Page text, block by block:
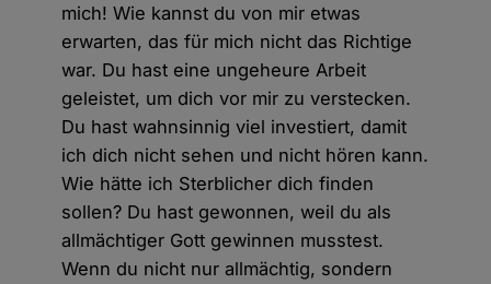
mich! Wie kannst du von mir etwas
erwarten, das für mich nicht das Richtige
war. Du hast eine ungeheure Arbeit
geleistet, um dich vor mir zu verstecken.
Du hast wahnsinnig viel investiert, damit
ich dich nicht sehen und nicht hören kann.
Wie hätte ich Sterblicher dich finden
sollen? Du hast gewonnen, weil du als
allmächtiger Gott gewinnen musstest.
Wenn du nicht nur allmächtig, sondern